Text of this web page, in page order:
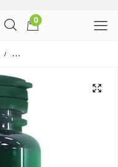
0
/ GLUCOZAMINA VEGETALA 30 CPS